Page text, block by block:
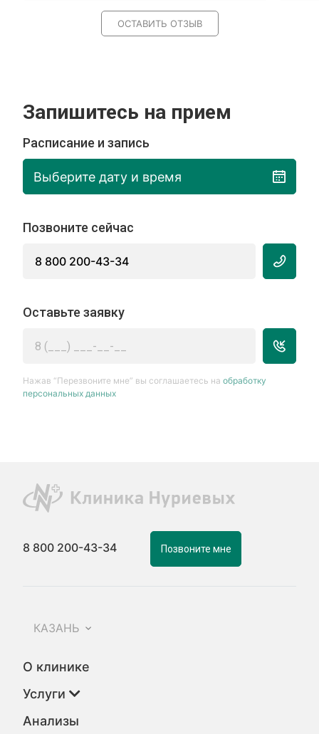
ОСТАВИТЬ ОТЗЫВ
Запишитесь на прием
Расписание и запись
Выберите дату и время
Позвоните сейчас
8 800 200-43-34
Оставьте заявку
Нажав “Перезвоните мне” вы соглашаетесь наобработку
персональных данных
8 800 200-43-34 Позвоните мне
КАЗАНЬ
О клинике
Услуги
Анализы